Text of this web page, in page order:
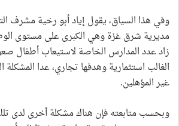
وفي هذا السياق، يقول إياد أبو رخية مشرف
مديرية شرق غزة وهي الكبرى على مستوى
زاد عدد المدارس الخاصة لاستيعاب أطفال
الغالب استثمارية وهدفها تجاري، عدا المشكلة
غير المؤهلين.
وبحسب متابعته فإن هناك مشكلة أخرى لدى